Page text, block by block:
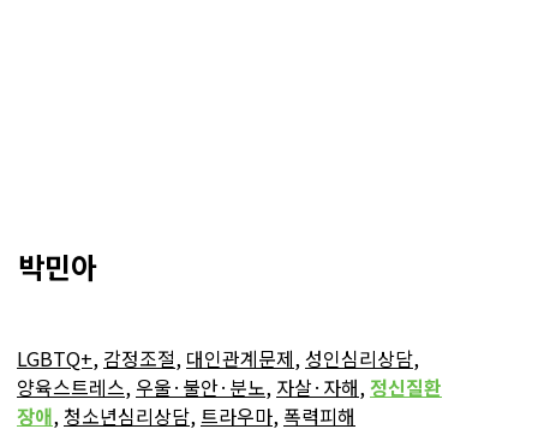
박민아
LGBTQ+, 감정조절, 대인관계문제,성인심리상담,
양육스트레스, 우울·불안·분노, 자살·자해, 정신질환
장애, 청소년심리상담,트라우마, 폭력피해